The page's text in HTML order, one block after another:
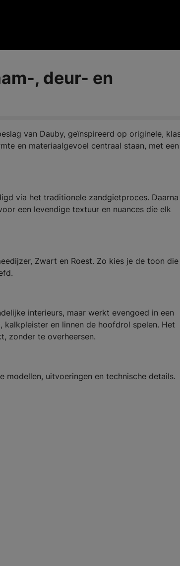
, deur- en
van Dauby, geïnspireerd op originele,
en materiaalgevoel centraal staan, met een
via het traditionele zandgietproces. Daarna
een levendige textuur en nuances die elk
Zwart en Roest. Zo kies je de toon
interieurs, maar werkt evengoed in een
en linnen de hoofdrol spelen. Het
zonder te overheersen.
uitvoeringen en technische details.